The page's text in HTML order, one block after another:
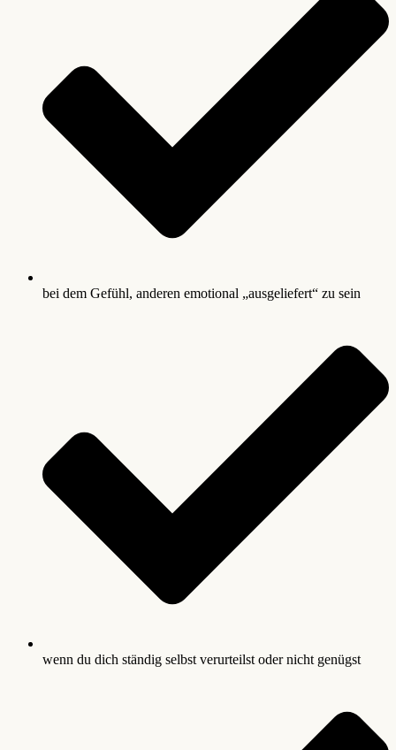
bei dem Gefühl, anderen emotional „ausgeliefert“ zu sein
wenn du dich ständig selbst verurteilst oder nicht genügst